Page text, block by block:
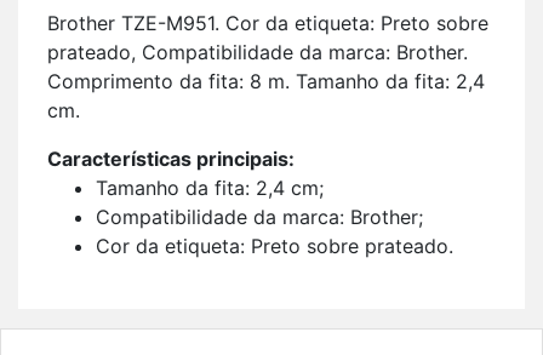
Brother TZE-M951. Cor da eti­queta: Preto sobre
pra­teado, Com­pa­ti­bi­li­dade da marca: Brother.
Com­pri­mento da fita: 8 m. Ta­manho da fita: 2,4
cm.
Ca­rac­te­rís­ticas prin­ci­pais:
Ta­manho da fita: 2,4 cm;
Com­pa­ti­bi­li­dade da marca: Brother;
Cor da eti­queta: Preto sobre pra­teado.